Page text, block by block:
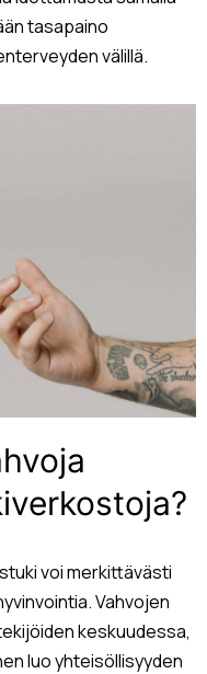
tasapaino
välillä.
voi merkittävästi
Vahvojen
keskuudessa,
luo yhteisöllisyyden